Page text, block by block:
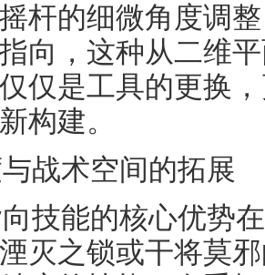
杆的细微角度调
向，这种从二维
仅是工具的更换
构建。
战术空间的拓展
技能的核心优势
灭之锁或干将莫